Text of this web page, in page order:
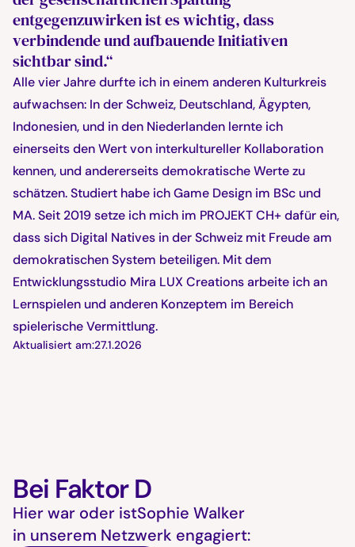
entgegenzuwirken ist es wichtig, dass
verbindende und aufbauende Initiativen
sichtbar sind.“
Alle vier Jahre durfte ich in einem anderen Kulturkreis
aufwachsen: In der Schweiz, Deutschland, Ägypten,
Indonesien, und in den Niederlanden lernte ich
einerseits den Wert von interkultureller Kollaboration
kennen, und andererseits demokratische Werte zu
schätzen. Studiert habe ich Game Design im BSc und
MA. Seit 2019 setze ich mich im PROJEKT CH+ dafür ein,
dass sich Digital Natives in der Schweiz mit Freude am
demokratischen System beteiligen. Mit dem
Entwicklungsstudio Mira LUX Creations arbeite ich an
Lernspielen und anderen Konzeptem im Bereich
spielerische Vermittlung.
Aktualisiert am:27.1.2026
Bei Faktor D
Hier war oder istSophie Walker
in unserem Netzwerk engagiert: